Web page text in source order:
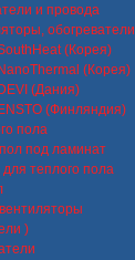
и провода
обогреватели
(Корея)
(Корея)
(Дания)
(Финляндия)
пола
под ламинат
теплого пола
)